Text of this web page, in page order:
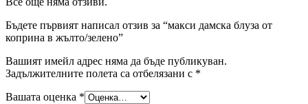
Бъдете първият написал отзив за “макси дамска блуза от
коприна в жълто/зелено”
Вашият имейл адрес няма да бъде публикуван.
Задължителните полета са отбелязани с *
Вашата оценка *